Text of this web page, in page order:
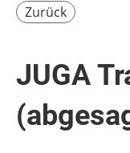
Zurück
JUGA